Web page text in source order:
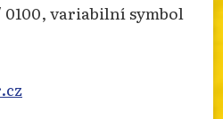
0100, variabilní symbol